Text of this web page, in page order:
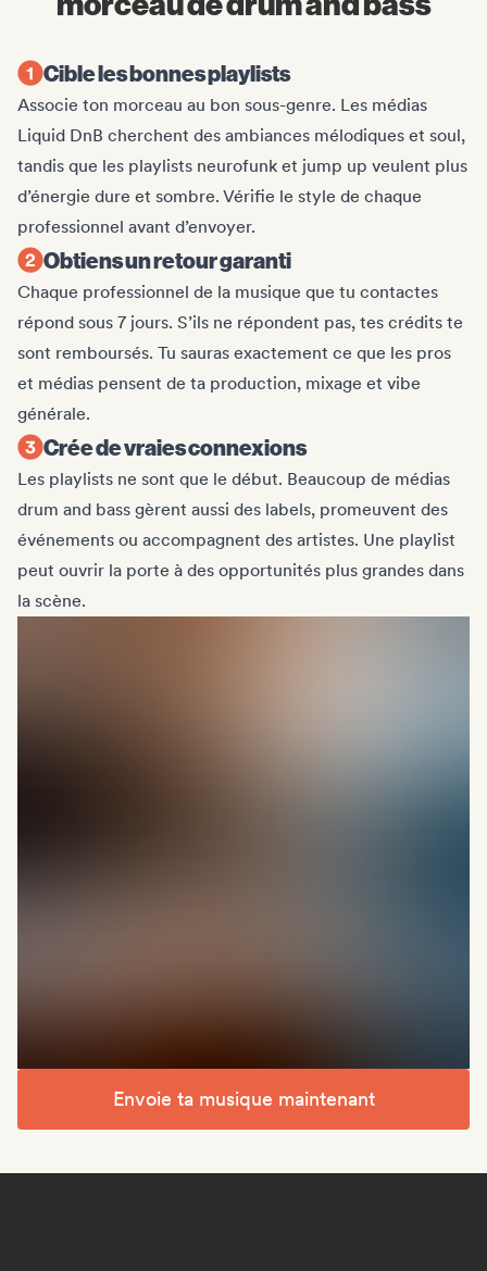
Cible les bonnes playlists
Associe ton morceau au bon sous-genre. Les médias
Liquid DnB cherchent des ambiances mélodiques et soul,
tandis que les playlists neurofunk et jump up veulent plus
d’énergie dure et sombre. Vérifie le style de chaque
professionnel avant d’envoyer.
Obtiens un retour garanti
Chaque professionnel de la musique que tu contactes
répond sous 7 jours. S’ils ne répondent pas, tes crédits te
sont remboursés. Tu sauras exactement ce que les pros
et médias pensent de ta production, mixage et vibe
générale.
Crée de vraies connexions
Les playlists ne sont que le début. Beaucoup de médias
drum and bass gèrent aussi des labels, promeuvent des
événements ou accompagnent des artistes. Une playlist
peut ouvrir la porte à des opportunités plus grandes dans
la scène.
Envoie ta musique maintenant